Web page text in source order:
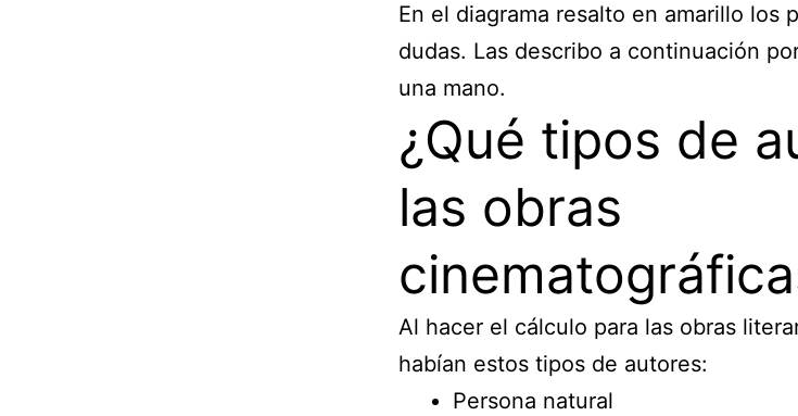
En el diagrama resalto en amarillo los
dudas. Las describo a continuación
una mano.
¿Qué tipos de
las obras
Al hacer el cálculo para las obras
habían estos tipos de autores:
Persona natural